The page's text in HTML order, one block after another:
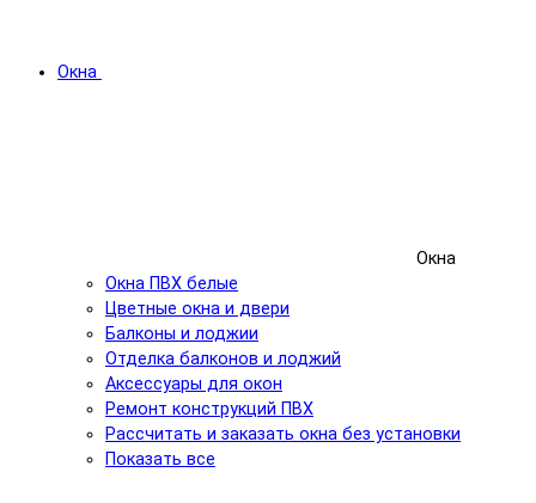
Окна
Окна
Окна ПВХ белые
Цветные окна и двери
Балконы и лоджии
Отделка балконов и лоджий
Аксессуары для окон
Ремонт конструкций ПВХ
Рассчитать и заказать окна без установки
Показать все